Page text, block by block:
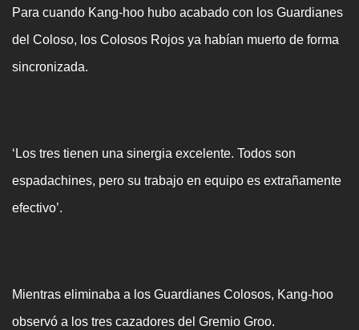
Para cuando Kang-hoo hubo acabado con los Guardianes
del Coloso, los Colosos Rojos ya habían muerto de forma
sincronizada.
‘Los tres tienen una sinergia excelente. Todos son
espadachines, pero su trabajo en equipo es extrañamente
efectivo’.
Mientras eliminaba a los Guardianes Colosos, Kang-hoo
observó a los tres cazadores del Gremio Groo.